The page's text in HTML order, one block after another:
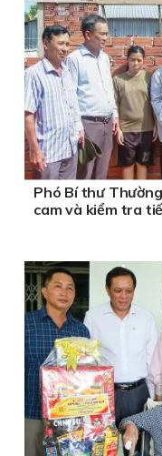
Phó Bí thư
cam và kiểm tra